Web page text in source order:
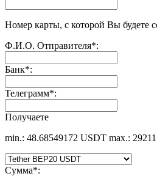
Номер карты, с которой Вы будете
Ф.И.О. Отправителя*:
Банк*:
Телеграмм*:
Получаете
min.: 48.68549172 USDT max.:
Сумма*: